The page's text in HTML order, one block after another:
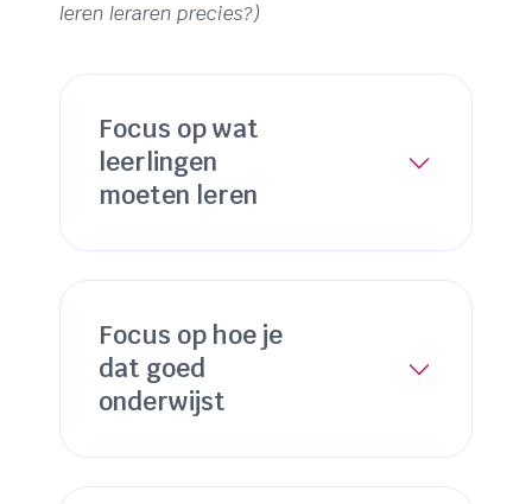
leren leraren precies?)
Focus op wat
leerlingen
moeten leren
Focus op hoe je
dat goed
onderwijst